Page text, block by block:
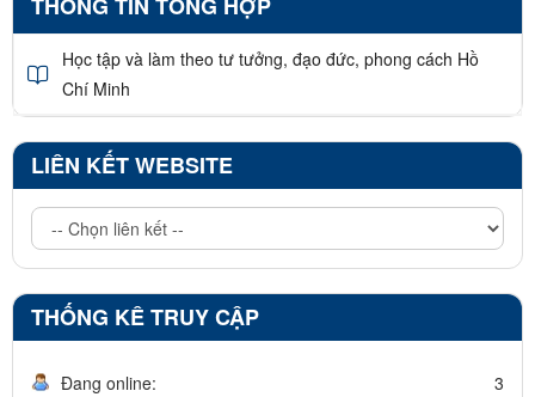
THÔNG TIN TỔNG HỢP
Học tập và làm theo tư tưởng, đạo đức, phong cách Hồ
Chí Minh
LIÊN KẾT WEBSITE
THỐNG KÊ TRUY CẬP
Đang online: 3